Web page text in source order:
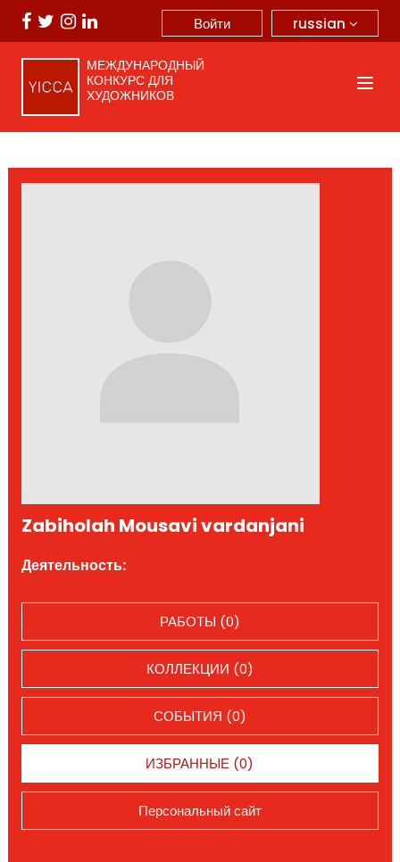
russian
Войти
МЕЖДУНАРОДНЫЙ
КОНКУРС ДЛЯ
ХУДОЖНИКОВ
Zabiholah Mousavi vardanjani
Деятельность:
РАБОТЫ (0)
КОЛЛЕКЦИИ (0)
СОБЫТИЯ (0)
ИЗБРАННЫЕ (0)
Персональный сайт